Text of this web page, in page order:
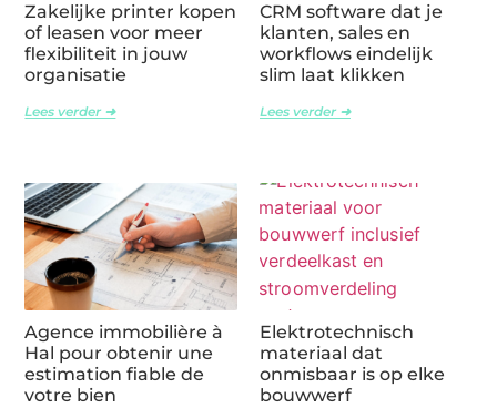
Zakelijke printer kopen
of leasen voor meer
flexibiliteit in jouw
organisatie
Lees verder ➜
CRM software dat je
klanten, sales en
workflows eindelijk
slim laat klikken
Lees verder ➜
Agence immobilière à
Hal pour obtenir une
estimation fiable de
votre bien
Elektrotechnisch
materiaal dat
onmisbaar is op elke
bouwwerf